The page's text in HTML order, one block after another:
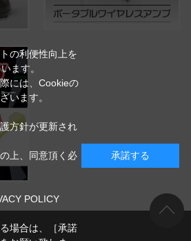
の利便性向上を
ます。
には、Cookieの
います。
方針が更新され
上、同意頂く必
POLICY
場合は、［承諾
承諾する